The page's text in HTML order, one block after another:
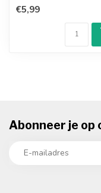
1x adapter
€5,99
Abonneer je op